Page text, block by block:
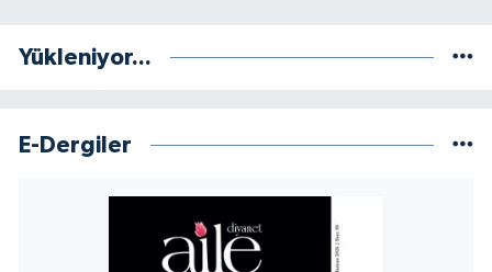
Yükleniyor...
E-Dergiler
Karabük Müftülüğü
Kastamonu Müftülüğü